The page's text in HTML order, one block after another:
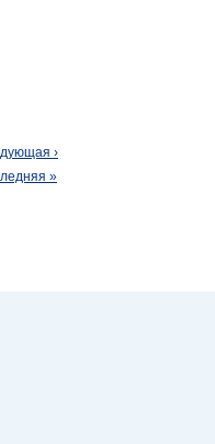
›
»